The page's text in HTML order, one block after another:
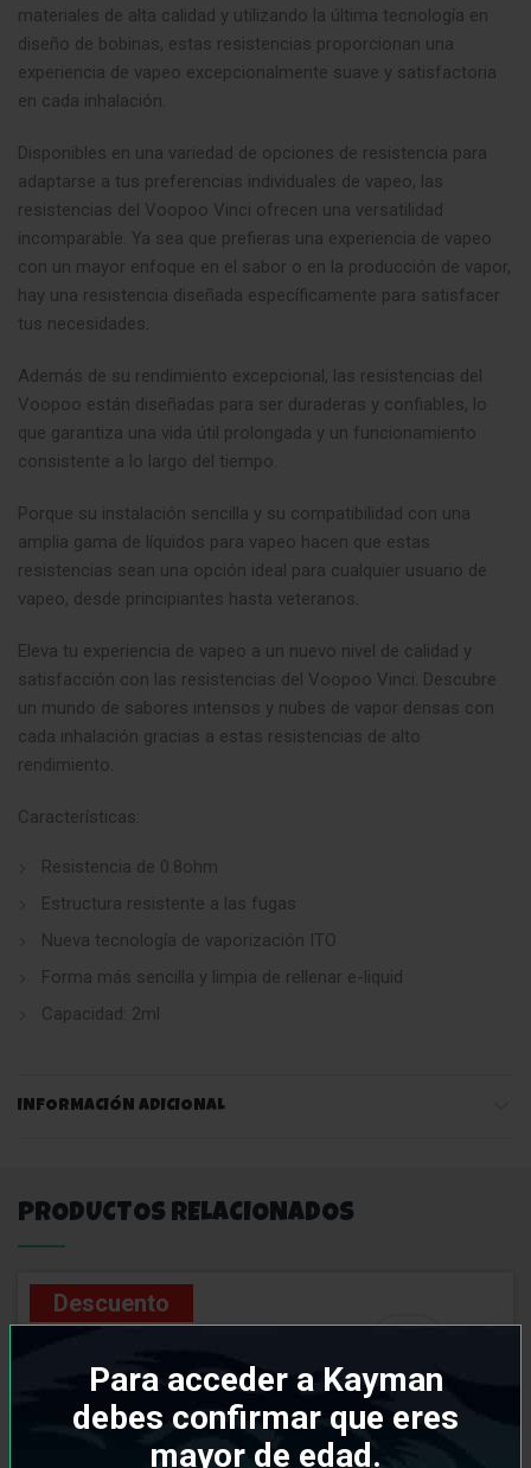
Para acceder a Kayman
debes confirmar que eres
mayor de edad.
materiales de alta calidad y utilizando la última tecnología en
diseño de bobinas, estas resistencias proporcionan una
experiencia de vapeo excepcionalmente suave y satisfactoria
en cada inhalación.
Disponibles en una variedad de opciones de resistencia para
adaptarse a tus preferencias individuales de vapeo, las
resistencias del Voopoo Vinci ofrecen una versatilidad
incomparable. Ya sea que prefieras una experiencia de vapeo
con un mayor enfoque en el sabor o en la producción de vapor,
hay una resistencia diseñada específicamente para satisfacer
tus necesidades.
Además de su rendimiento excepcional, las resistencias del
Voopoo están diseñadas para ser duraderas y confiables, lo
que garantiza una vida útil prolongada y un funcionamiento
consistente a lo largo del tiempo.
Porque su instalación sencilla y su compatibilidad con una
amplia gama de líquidos para vapeo hacen que estas
resistencias sean una opción ideal para cualquier usuario de
vapeo, desde principiantes hasta veteranos.
Eleva tu experiencia de vapeo a un nuevo nivel de calidad y
satisfacción con las resistencias del Voopoo Vinci. Descubre
un mundo de sabores intensos y nubes de vapor densas con
cada inhalación gracias a estas resistencias de alto
rendimiento.
Características:
Resistencia de 0.8ohm
Estructura resistente a las fugas
Nueva tecnología de vaporización ITO
Forma más sencilla y limpia de rellenar e-liquid
Capacidad: 2ml
INFORMACIÓN ADICIONAL
PRODUCTOS RELACIONADOS
Descuento